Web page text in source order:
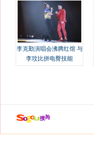
李克勤演唱会沸腾红馆 与
李玟比拼电臀技能